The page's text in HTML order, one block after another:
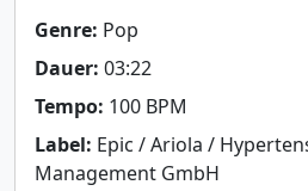
Genre: Pop
Dauer: 03:22
Tempo: 100 BPM
Label: Epic / Ariola /
Management GmbH